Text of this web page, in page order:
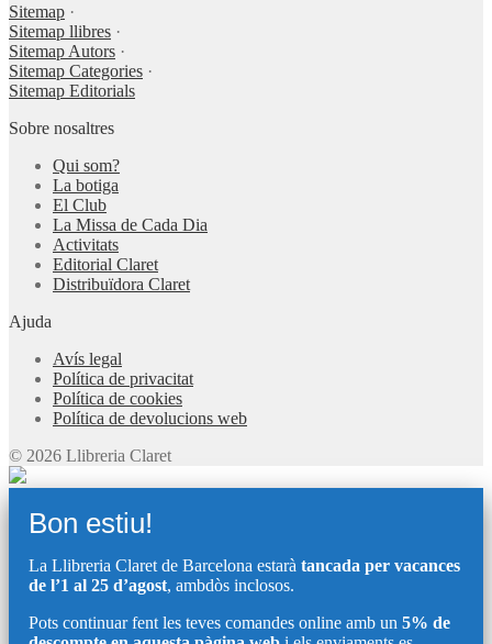
Sitemap ·
Sitemap llibres ·
Sitemap Autors ·
Sitemap Categories ·
Sitemap Editorials
Sobre nosaltres
Qui som?
La botiga
El Club
La Missa de Cada Dia
Activitats
Editorial Claret
Distribuïdora Claret
Ajuda
Avís legal
Política de privacitat
Política de cookies
Política de devolucions web
© 2026 Llibreria Claret
Bon estiu!
La Llibreria Claret de Barcelona estarà tancada per vacances
de l’1 al 25 d’agost, ambdòs inclosos.
Pots continuar fent les teves comandes online amb un 5% de